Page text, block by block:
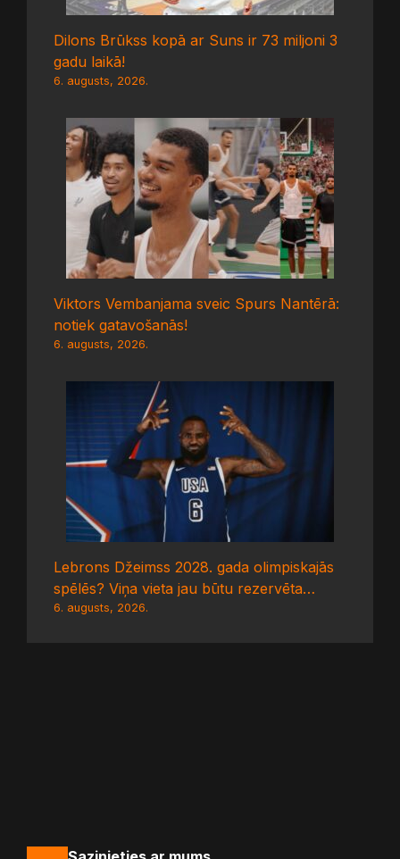
Dilons Brūkss kopā ar Suns ir 73 miljoni 3
gadu laikā!
6. augusts, 2026.
Viktors Vembanjama sveic Spurs Nantērā:
notiek gatavošanās!
6. augusts, 2026.
Lebrons Džeimss 2028. gada olimpiskajās
spēlēs? Viņa vieta jau būtu rezervēta…
6. augusts, 2026.